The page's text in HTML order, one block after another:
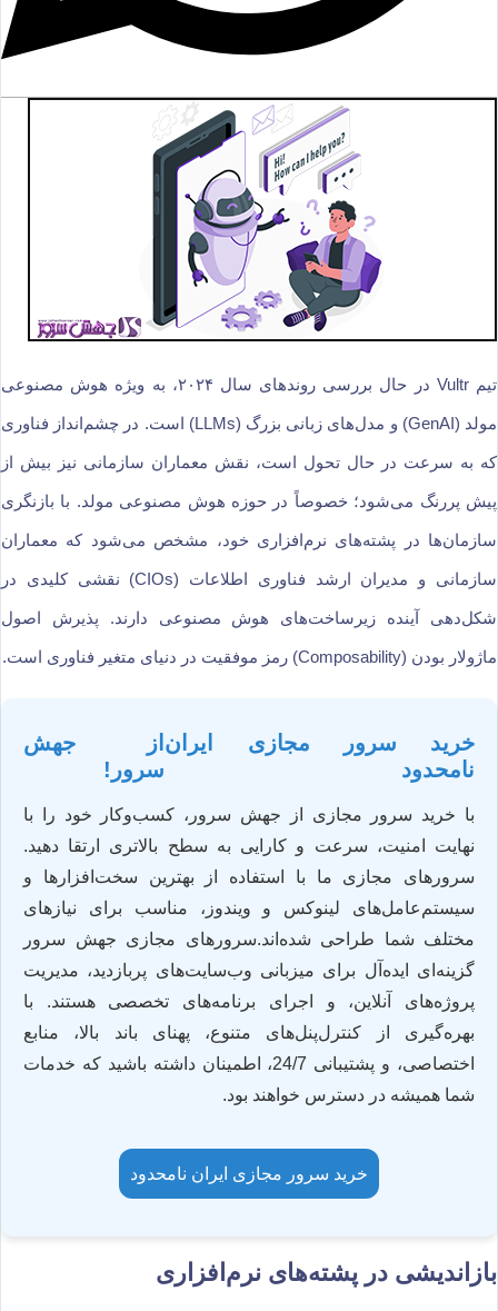
تیم Vultr در حال بررسی روندهای سال ۲۰۲۴، به ویژه هوش مصنوعی
مولد (GenAI) و مدل‌های زبانی بزرگ (LLMs) است. در چشم‌انداز فناوری
که به سرعت در حال تحول است، نقش معماران سازمانی نیز بیش از
پیش پررنگ می‌شود؛ خصوصاً در حوزه هوش مصنوعی مولد. با بازنگری
سازمان‌ها در پشته‌های نرم‌افزاری خود، مشخص می‌شود که معماران
سازمانی و مدیران ارشد فناوری اطلاعات (CIOs) نقشی کلیدی در
شکل‌دهی آینده زیرساخت‌های هوش مصنوعی دارند. پذیرش اصول
ماژولار بودن (Composability) رمز موفقیت در دنیای متغیر فناوری است.
خرید سرور مجازی ایران
نامحدود
از جهش
سرور!
با خرید سرور مجازی از جهش سرور، کسب‌وکار خود را با
نهایت امنیت، سرعت و کارایی به سطح بالاتری ارتقا دهید.
سرورهای مجازی ما با استفاده از بهترین سخت‌افزارها و
سیستم‌عامل‌های لینوکس و ویندوز، مناسب برای نیازهای
مختلف شما طراحی شده‌اند.سرورهای مجازی جهش سرور
گزینه‌ای ایده‌آل برای میزبانی وب‌سایت‌های پربازدید، مدیریت
پروژه‌های آنلاین، و اجرای برنامه‌های تخصصی هستند. با
بهره‌گیری از کنترل‌پنل‌های متنوع، پهنای باند بالا، منابع
اختصاصی، و پشتیبانی 24/7، اطمینان داشته باشید که خدمات
شما همیشه در دسترس خواهند بود.
خرید سرور مجازی ایران نامحدود
بازاندیشی در پشته‌های نرم‌افزاری